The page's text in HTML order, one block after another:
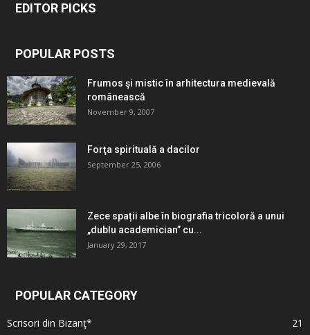
EDITOR PICKS
POPULAR POSTS
Frumos şi mistic în arhitectura medievală
românească
November 9, 2007
Forţa spirituală a dacilor
September 25, 2006
Zece spații albe în biografia tricoloră a unui
„dublu academician” cu...
January 29, 2017
POPULAR CATEGORY
Scrisori din Bizanţ*
21